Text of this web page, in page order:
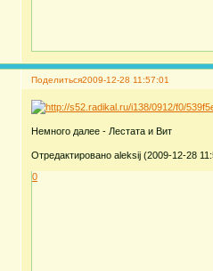
Поделиться2009-12-28 11:57:01
Немного далее - Лестата и Вит
Отредактировано aleksij (2009-12-28
0